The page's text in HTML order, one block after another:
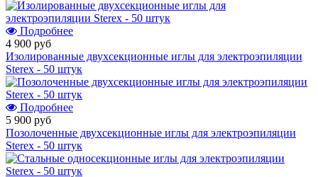
Подробнее
4 900 руб
Изолированные двухсекционные иглы для электроэпиляции
Sterex - 50 штук
Подробнее
5 900 руб
Позолоченные двухсекционные иглы для электроэпиляции
Sterex - 50 штук